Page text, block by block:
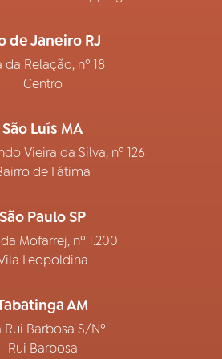
de Janeiro RJ
da Relação, nº 18
Centro
São Luís MA
Vieira da Silva, nº 126
de Fátima
São Paulo SP
Mofarrej, nº 1.200
Leopoldina
AM
Rui Barbosa S/Nº
Rui Barbosa